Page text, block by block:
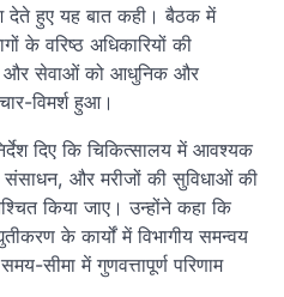
देते हुए यह बात कही। बैठक में
के वरिष्ठ अधिकारियों की
और सेवाओं को आधुनिक और
विमर्श हुआ।
दिए कि चिकित्सालय में आवश्यक
और मरीजों की सुविधाओं की
किया जाए। उन्होंने कहा कि
के कार्यों में विभागीय समन्वय
सीमा में गुणवत्तापूर्ण परिणाम